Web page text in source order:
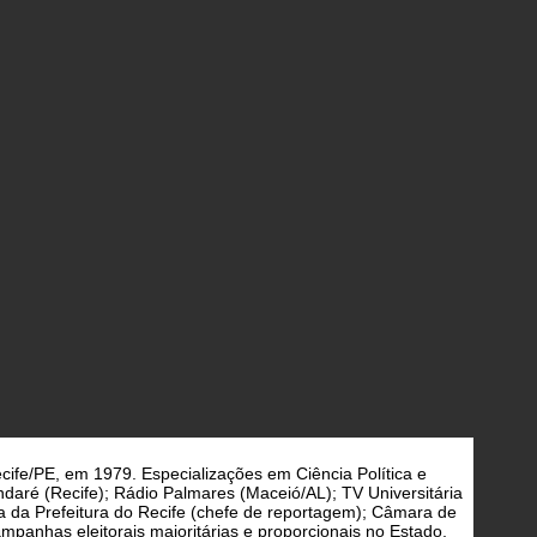
PE, em 1979. Especializações em Ciência Política e
(Recife); Rádio Palmares (Maceió/AL); TV Universitária
Prefeitura do Recife (chefe de reportagem); Câmara de
eleitorais majoritárias e proporcionais no Estado,